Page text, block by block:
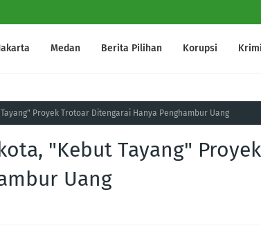
Medan Berita Pilihan Korupsi
Proyek Trotoar Ditengarai Hanya Penghambur Uang
"Kebut Tayang" Proyek
Uang